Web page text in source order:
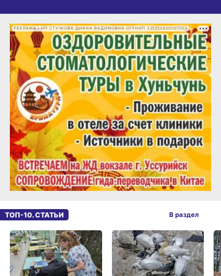
РЕКЛАМА • ИП СТУЧКОВА ДИАНА ВАДИМОВНА ОГРНИП 325253600107053
ТОП-10. СТАТЬИ В раздел